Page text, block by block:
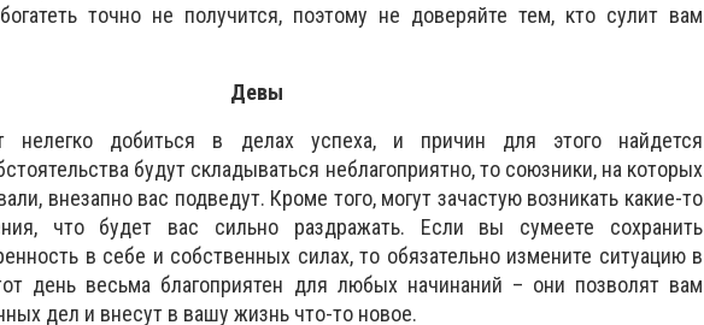
точно не получится, поэтому не доверяйте тем, кто сулит вам
Девы
нелегко добиться в делах успеха, и причин для этого найдется
будут складываться неблагоприятно, то союзники, на которых
внезапно вас подведут. Кроме того, могут зачастую возникать какие-то
что будет вас сильно раздражать. Если вы сумеете сохранить
в себе и собственных силах, то обязательно измените ситуацию в
день весьма благоприятен для любых начинаний – они позволят вам
дел и внесут в вашу жизнь что-то новое.